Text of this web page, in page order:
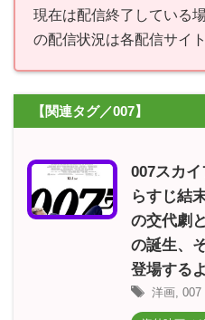
現在は配信終了している
の配信状況は各配信サイ
【関連タグ／007】
007スカ
らすじ結
の交代劇
の誕生、
登場するよ
洋画, 007